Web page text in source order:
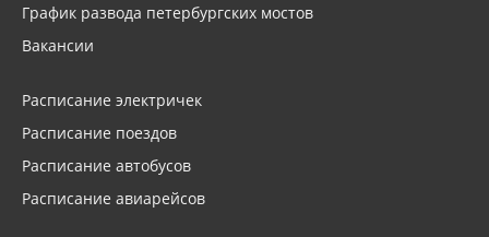
График развода петербургских мостов
Вакансии
Расписание электричек
Расписание поездов
Расписание автобусов
Расписание авиарейсов